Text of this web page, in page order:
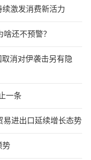
续激发消费新活力
还不预警？
消对伊袭击另有隐
一条
易进出口延续增长态势
势